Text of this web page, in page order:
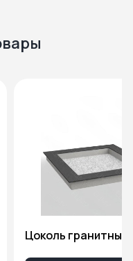
Цоколь гранитный